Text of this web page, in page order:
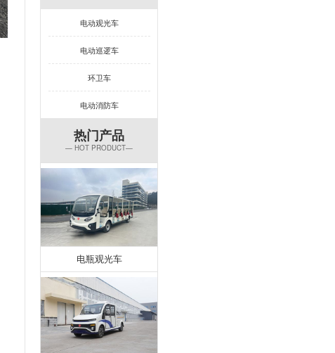
电动观光车
电动巡逻车
环卫车
电动消防车
热门产品
— HOT PRODUCT—
电瓶观光车